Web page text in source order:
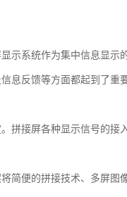
示系统作为集中信息显示
息反馈等方面都起到了重
拼接屏各种显示信号的接
简便的拼接技术、多屏图